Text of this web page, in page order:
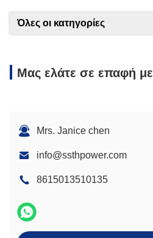
Όλες οι κατηγορίες
Μας ελάτε σε επαφή με
Mrs. Janice chen
info@ssthpower.com
8615013510135